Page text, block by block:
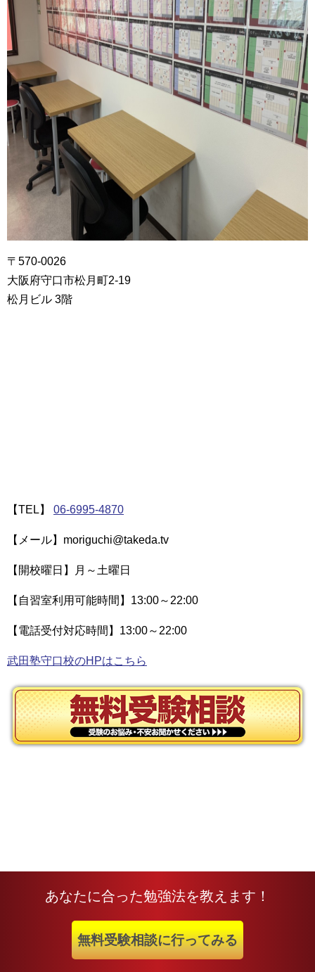
〒570-0026
大阪府守口市松月町2-19
松月ビル 3階
【TEL】 06-6995-4870
【メール】moriguchi@takeda.tv
【開校曜日】月～土曜日
【自習室利用可能時間】13:00～22:00
【電話受付対応時間】13:00～22:00
武田塾守口校のHPはこちら
あなたに合った勉強法を教えます！
無料受験相談に行ってみる